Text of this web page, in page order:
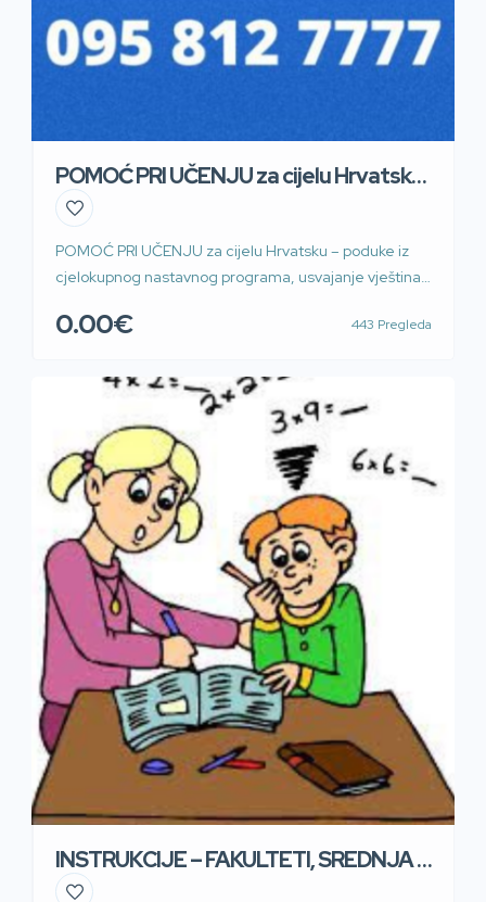
POMOĆ PRI UČENJU za cijelu Hrvatsku
– poduke
POMOĆ PRI UČENJU za cijelu Hrvatsku – poduke iz
cjelokupnog nastavnog programa, usvajanje vještina i
učenju, klasično ili online, uživo u realnom vremenu
lekcije) iz cjelokupnog nastavnog programa (razni
predmeti), klasične ili online putem SKYPEA, VIBERA,
WhatsAppa uživo u […]
0.00€ 443 Pregleda
INSTRUKCIJE – FAKULTETI, SREDNJA I
OSNOVNA ŠKOLA